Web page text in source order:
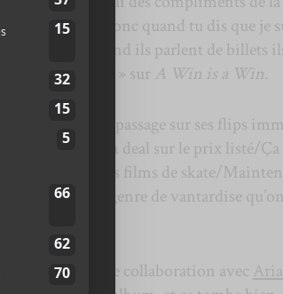
ponctuation, donc quand tu dis que je
ou encore « Quand ils parlent de billets
c’est des BBL » sur A Win is a Win.
tout le passage sur ses flips
Il m’a get un deal sur le prix listé/Ça
en faisant des films de skate/
le genre de vantardise
hasard, est une collaboration avec